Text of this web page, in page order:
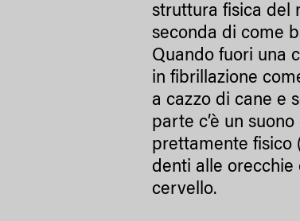
struttura fisica del
seconda di come
Quando fuori una
in fibrillazione
a cazzo di cane e
parte c’è un
prettamente fisico
denti alle orecchie
cervello.